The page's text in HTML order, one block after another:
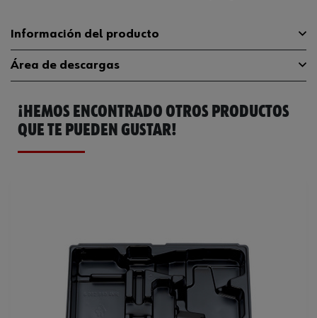
Información del producto
Material PLA
Longitud 462.5 mm
Anchura
Apto para maletín Maletín de sistema 8.4.3
Peso del producto (por artículo) 490.000 g
Área de descargas
Catálogo General 5801842408
Ficha Técnica
¡HEMOS ENCONTRADO OTROS PRODUCTOS
QUE TE PUEDEN GUSTAR!